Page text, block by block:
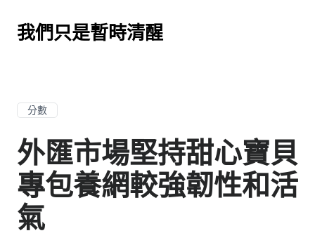
我們只是暫時清醒
分數
外匯市場堅持甜心寶貝
專包養網較強韌性和活
氣